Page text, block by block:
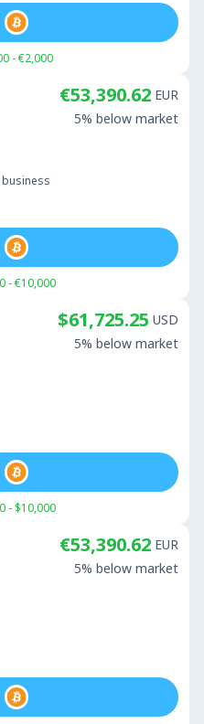
- €2,000
€53,390.62 EUR
5% below market
- €10,000
$61,725.25 USD
5% below market
- $10,000
€53,390.62 EUR
5% below market